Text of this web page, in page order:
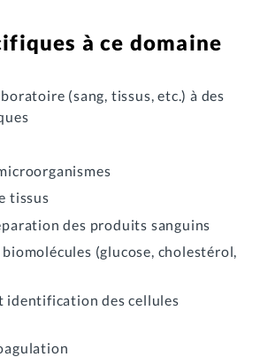
à ce domaine
(sang, tissus, etc.) à des
tissus
des produits sanguins
(glucose, cholestérol,
identification des cellules